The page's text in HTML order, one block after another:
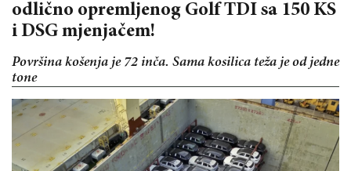
odlično opremljenog Golf TDI sa 150 KS
i DSG mjenjačem!
Površina košenja je 72 inča. Sama kosilica teža je od jedne
tone